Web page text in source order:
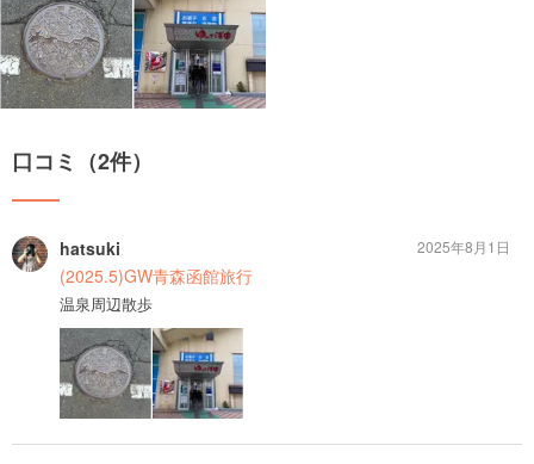
口コミ（2件）
hatsuki
(2025.5)GW青森函館旅行
温泉周辺散歩
2025年8月1日